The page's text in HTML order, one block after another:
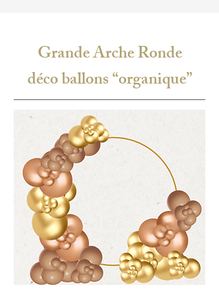
Grande Arche Ronde
déco ballons “organique”